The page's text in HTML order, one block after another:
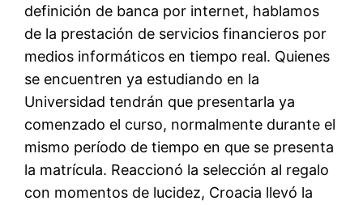
definición de banca por internet, hablamos
de la prestación de servicios financieros por
medios informáticos en tiempo real. Quienes
se encuentren ya estudiando en la
Universidad tendrán que presentarla ya
comenzado el curso, normalmente durante el
mismo período de tiempo en que se presenta
la matrícula. Reaccionó la selección al regalo
con momentos de lucidez, Croacia llevó la